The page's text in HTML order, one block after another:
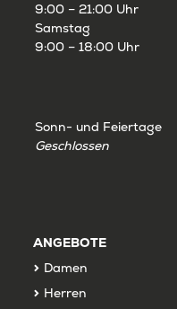
9:00 – 21:00 Uhr
Samstag
9:00 – 18:00 Uhr
Sonn- und Feiertage
Geschlossen
ANGEBOTE
Damen
Herren